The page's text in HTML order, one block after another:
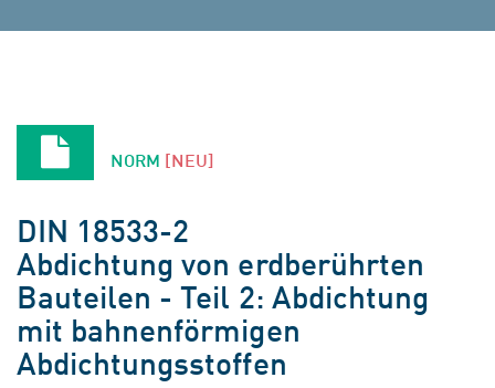
NORM [NEU]
DIN 18533-2
Abdichtung von erdberührten
Bauteilen - Teil 2: Abdichtung
mit bahnenförmigen
Abdichtungsstoffen